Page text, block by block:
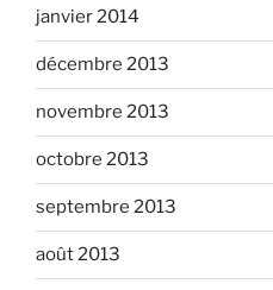
janvier 2014
décembre 2013
novembre 2013
octobre 2013
septembre 2013
août 2013